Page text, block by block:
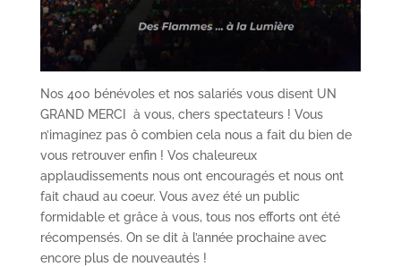
Nos 400 bénévoles et nos salariés vous disent UN
GRAND MERCI à vous, chers spectateurs ! Vous
n’imaginez pas ô combien cela nous a fait du bien de
vous retrouver enfin ! Vos chaleureux
applaudissements nous ont encouragés et nous ont
fait chaud au coeur. Vous avez été un public
formidable et grâce à vous, tous nos efforts ont été
récompensés. On se dit à l’année prochaine avec
encore plus de nouveautés !